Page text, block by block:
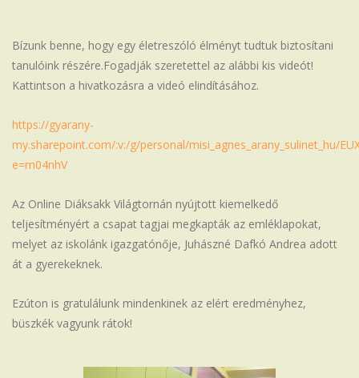
Bízunk benne, hogy egy életreszóló élményt tudtuk biztosítani
tanulóink részére.Fogadják szeretettel az alábbi kis videót!
Kattintson a hivatkozásra a videó elindításához.
https://gyarany-
my.sharepoint.com/:v:/g/personal/misi_agnes_arany_sulinet_hu/
e=m04nhV
Az Online Diáksakk Világtornán nyújtott kiemelkedő
teljesítményért a csapat tagjai megkapták az emléklapokat,
melyet az iskolánk igazgatónője, Juhászné Dafkó Andrea adott
át a gyerekeknek.
Ezúton is gratulálunk mindenkinek az elért eredményhez,
büszkék vagyunk rátok!